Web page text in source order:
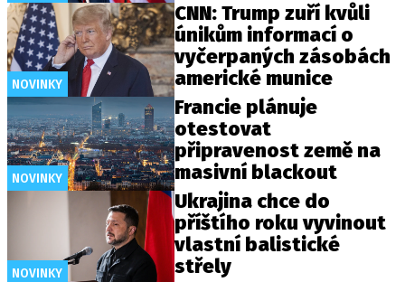
NOVINKY
CNN: Trump zuří kvůli
únikům informací o
vyčerpaných zásobách
americké munice
NOVINKY
Francie plánuje
otestovat
připravenost země na
masivní blackout
NOVINKY
Ukrajina chce do
příštího roku vyvinout
vlastní balistické
střely